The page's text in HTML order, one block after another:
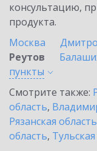
консультацию,
продукта.
Москва
Реутов
пункты
Смотрите также:
область,
Рязанская область
область,